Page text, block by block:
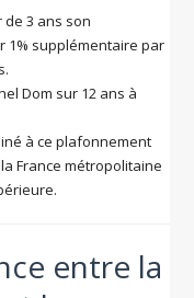
3 ans son
1% supplémentaire par
Dom sur 12 ans à
à ce plafonnement
France métropolitaine
entre la